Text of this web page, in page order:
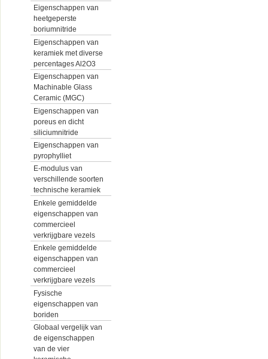
Eigenschappen van
heetgeperste
boriumnitride
Eigenschappen van
keramiek met diverse
percentages Al2O3
Eigenschappen van
Machinable Glass
Ceramic (MGC)
Eigenschappen van
poreus en dicht
siliciumnitride
Eigenschappen van
pyrophylliet
E-modulus van
verschillende soorten
technische keramiek
Enkele gemiddelde
eigenschappen van
commercieel
verkrijgbare vezels
Enkele gemiddelde
eigenschappen van
commercieel
verkrijgbare vezels
Fysische
eigenschappen van
boriden
Globaal vergelijk van
de eigenschappen
van de vier